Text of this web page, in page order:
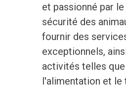
et passionné par
sécurité des
fournir des
exceptionnels,
activités telles que
l'alimentation et le